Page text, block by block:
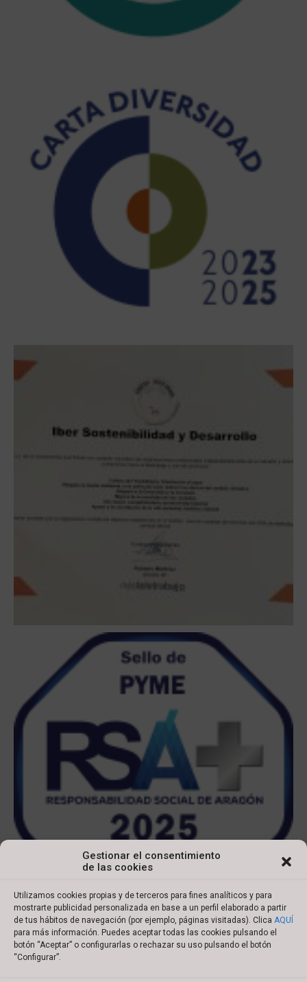
Gestionar el consentimiento
de las cookies
Utilizamos cookies propias y de terceros para fines analíticos y para
mostrarte publicidad personalizada en base a un perfil elaborado a partir
de tus hábitos de navegación (por ejemplo, páginas visitadas). Clica AQUÍ
para más información. Puedes aceptar todas las cookies pulsando el
botón “Aceptar” o configurarlas o rechazar su uso pulsando el botón
“Configurar”.
Copyright © 2022 Ibersyd